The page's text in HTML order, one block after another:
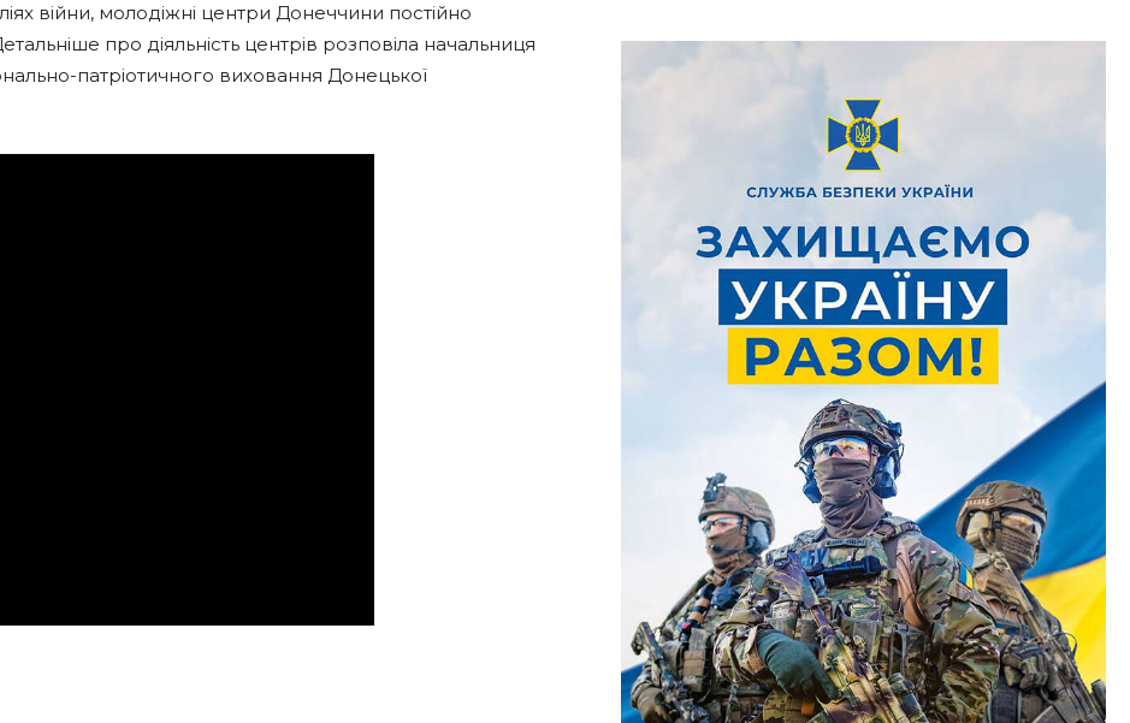
війни, молодіжні центри Донеччини постійно
про діяльність центрів розповіла начальниця
патріотичного виховання Донецької